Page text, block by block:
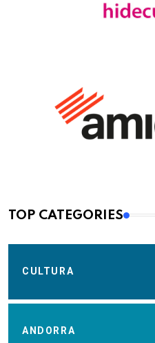
TOP CATEGORIES
CULTURA
ANDORRA